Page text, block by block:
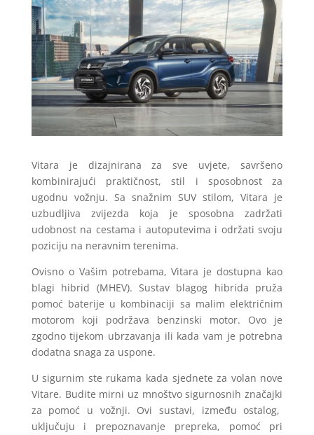
Vitara je dizajnirana za sve uvjete, savršeno
kombinirajući praktičnost, stil i sposobnost za
ugodnu vožnju. Sa snažnim SUV stilom, Vitara je
uzbudljiva zvijezda koja je sposobna zadržati
udobnost na cestama i autoputevima i održati svoju
poziciju na neravnim terenima.
Ovisno o Vašim potrebama, Vitara je dostupna kao
blagi hibrid (MHEV). Sustav blagog hibrida pruža
pomoć baterije u kombinaciji sa malim električnim
motorom koji podržava benzinski motor. Ovo je
zgodno tijekom ubrzavanja ili kada vam je potrebna
dodatna snaga za uspone.
U sigurnim ste rukama kada sjednete za volan nove
Vitare. Budite mirni uz mnoštvo sigurnosnih značajki
za pomoć u vožnji. Ovi sustavi, između ostalog,
uključuju i prepoznavanje prepreka, pomoć pri